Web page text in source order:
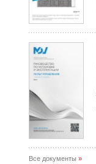
Все документы »